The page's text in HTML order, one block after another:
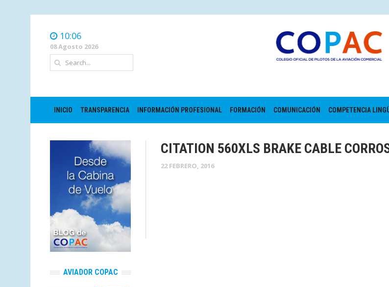
10:06
08 Agosto 2026
INICIO TRANSPARENCIA INFORMACIÓN PROFESIONAL FORMACIÓN COMUNICACIÓN COMPETENCIA
CITATION 560XLS BRAKE CABLE
22 FEBRERO, 2016
AVIADOR COPAC